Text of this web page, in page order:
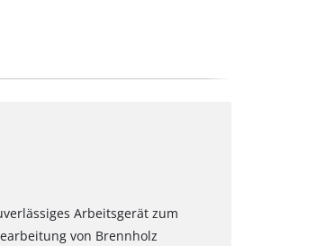
Arbeitsgerät zum
von Brennholz